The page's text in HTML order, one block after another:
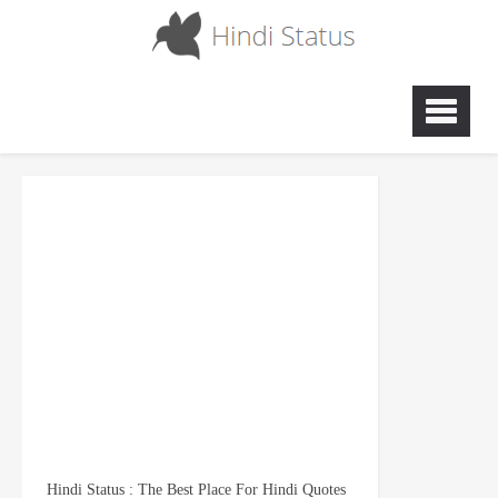
Hindi Status : The Best Place For Hindi Quotes